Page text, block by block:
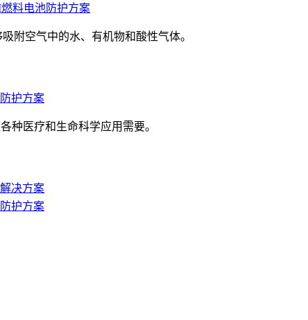
燃料电池防护方案
附空气中的水、有机物和酸性气体。
护方案
种医疗和生命科学应用需要。
决方案
护方案